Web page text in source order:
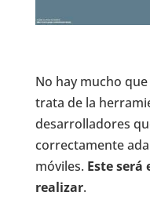
No hay mucho
trata de la
desarrolladores
correctamente
móviles. Este
realizar.